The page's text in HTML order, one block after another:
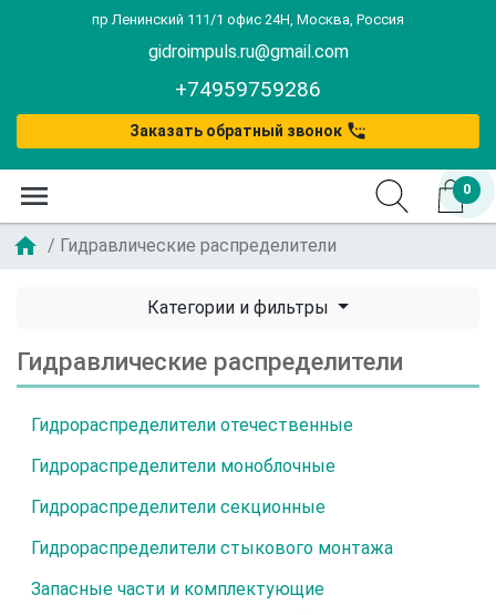
пр Ленинский 111/1 офис 24Н, Москва, Россия
gidroimpuls.ru@gmail.com
+74959759286
Заказать обратный звонок settings_phone
menu 0
home Гидравлические распределители
Категории и фильтры
Гидравлические распределители
Гидрораспределители отечественные
Гидрораспределители моноблочные
Гидрораспределители секционные
Гидрораспределители стыкового монтажа
Запасные части и комплектующие